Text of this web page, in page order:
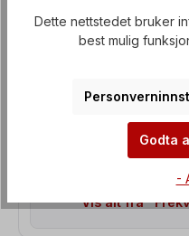
1. Hvilke omformere
pumpeventilator?
4. Kan flere pumper
Vis alt fra
Dette nettstedet bruker
best mulig
Godta
-